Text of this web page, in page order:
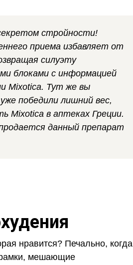
стройности!
приема избавляет от
силуэту
блоками с информацией
Mixotica. Тут же вы
победили лишний вес,
Mixotica в аптеках Греции.
данный препарат
нравится? Печально, когда
рамки, мешающие